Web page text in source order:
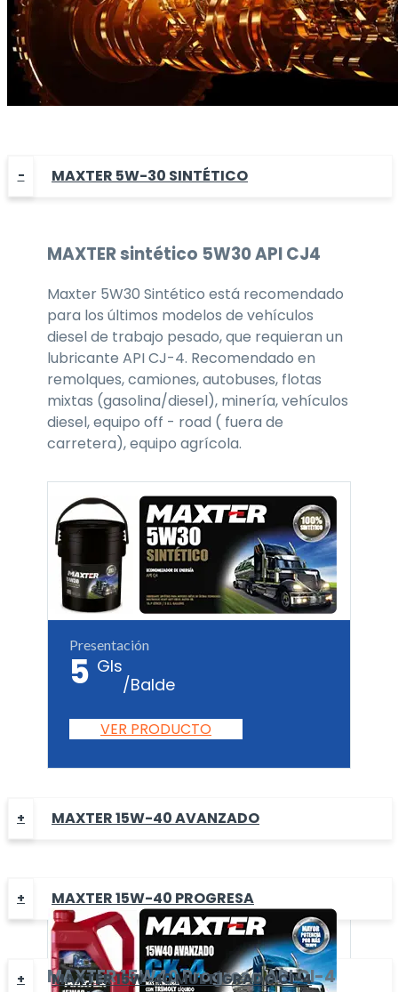
MAXTER 5W-30 SINTÉTICO
MAXTERsintético 5W30API CJ4
Maxter 5W30 Sintético está recomendado
para los últimos modelos de vehículos
diesel de trabajo pesado, que requieran un
lubricante API CJ-4. Recomendado en
remolques, camiones, autobuses, flotas
mixtas (gasolina/diesel), minería, vehículos
diesel, equipo off - road ( fuera de
carretera), equipo agrícola.
Presentación
5 Gls
/Balde
VER PRODUCTO
MAXTER 15W-40 AVANZADO
MAXTER 15W-40 PROGRESA
MAXTER15W40 ProgresaAPI CI-4
MAXTER 15W-40 MULTÍGRADO CI-4